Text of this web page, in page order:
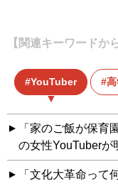
【関連キーワードか
YouTuber
「家のご飯が保育
の女性YouTuberが
「文化大革命って